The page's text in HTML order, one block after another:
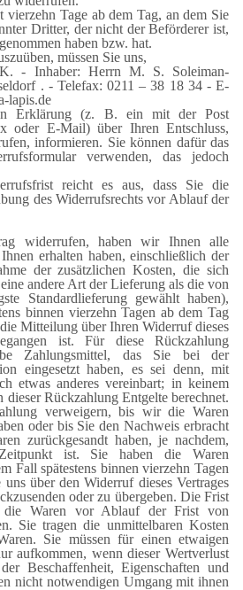
Tage ab dem Tag, an dem Sie
Dritter, der nicht der Beförderer ist,
haben bzw. hat.
müssen Sie uns,
- Inhaber: Herrn M. S. Soleiman-
. - Telefax: 0211 – 38 18 34 - E-
lapis.de
Erklärung (z. B. ein mit der Post
oder E-Mail) über Ihren Entschluss,
informieren. Sie können dafür das
verwenden, das jedoch
reicht es aus, dass Sie die
des Widerrufsrechts vor Ablauf der
widerrufen, haben wir Ihnen alle
erhalten haben, einschließlich der
der zusätzlichen Kosten, die sich
andere Art der Lieferung als die von
Standardlieferung gewählt haben),
binnen vierzehn Tagen ab dem Tag
Mitteilung über Ihren Widerruf dieses
ist. Für diese Rückzahlung
Zahlungsmittel, das Sie bei der
eingesetzt haben, es sei denn, mit
etwas anderes vereinbart; in keinem
Rückzahlung Entgelte berechnet.
verweigern, bis wir die Waren
oder bis Sie den Nachweis erbracht
zurückgesandt haben, je nachdem,
ist. Sie haben die Waren
Fall spätestens binnen vierzehn Tagen
über den Widerruf dieses Vertrages
oder zu übergeben. Die Frist
Waren vor Ablauf der Frist von
Sie tragen die unmittelbaren Kosten
Sie müssen für einen etwaigen
aufkommen, wenn dieser Wertverlust
Beschaffenheit, Eigenschaften und
nicht notwendigen Umgang mit ihnen